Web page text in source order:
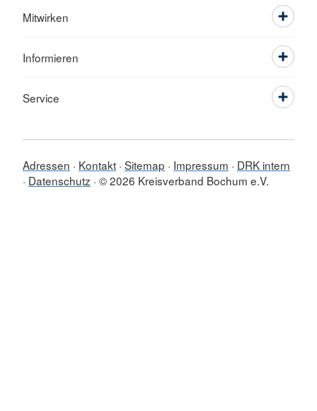
Mitwirken
Informieren
Service
Adressen Kontakt Sitemap Impressum
DRK intern
Datenschutz © 2026 Kreisverband Bochum e.V.